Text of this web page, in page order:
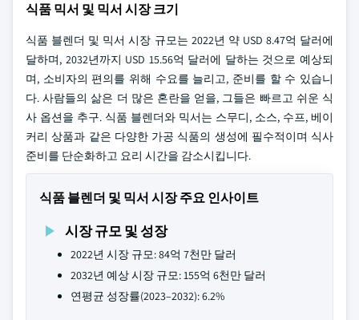
식품 믹서 및 믹서 시장 크기
식품 블렌더 및 믹서 시장 규모는 2022년 약 USD 8.47억 달러에
달하며, 2032년까지 USD 15.56억 달러에 달하는 것으로 예상되
며, 소비자의 편의를 위해 수요를 늘리고, 준비를 할 수 있습니
다. 사람들의 삶은 더 많은 혼란을 얻을, 그들은 빠르고 쉬운 식
사 옵션을 추구. 식품 블렌더와 믹서는 스무디, 소스, 수프, 베이
커리 상품과 같은 다양한 가공 식품의 생성에 필수적이며 식사
준비를 단순화하고 요리 시간을 감소시킵니다.
식품 블렌더 및 믹서 시장 주요 인사이트
시장 규모 및 성장
2022년 시장 규모: 84억 7천만 달러
2032년 예상 시장 규모: 155억 6천만 달러
연평균 성장률(2023–2032): 6.2%